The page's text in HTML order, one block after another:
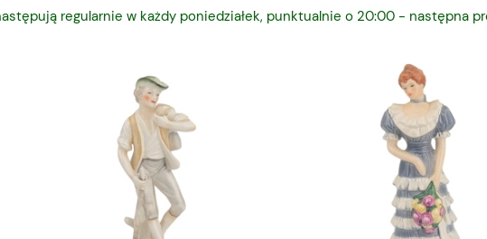
regularnie w każdy poniedziałek, punktualnie o 20:00 - następna